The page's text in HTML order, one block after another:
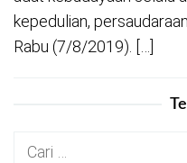
kepedulian,
Rabu (7/8/2019). […]
Cari